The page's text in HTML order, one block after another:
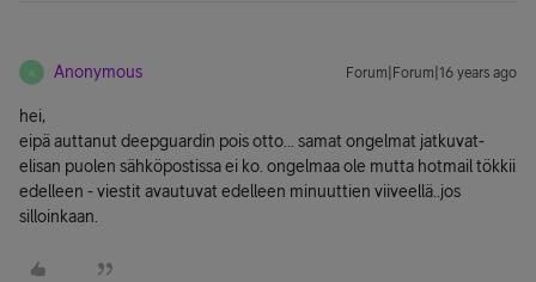
A Anonymous Forum|Forum|16 years ago
hei,
eipä auttanut deepguardin pois otto... samat ongelmat jatkuvat-
elisan puolen sähköpostissa ei ko. ongelmaa ole mutta hotmail tökkii
edelleen - viestit avautuvat edelleen minuuttien viiveellä..jos
silloinkaan.